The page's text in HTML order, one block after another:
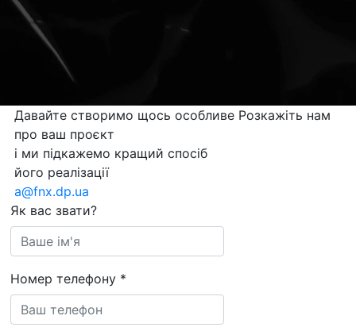
Давайте створимо щось особливе Розкажіть нам
про ваш проєкт
і ми підкажемо кращий спосіб
його реалізації
a@fnx.dp.ua
Як вас звати?
Номер телефону *